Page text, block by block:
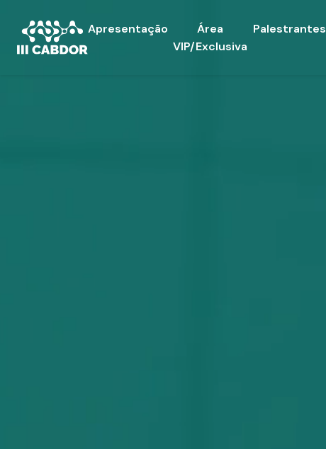
Apresentação
Área
VIP/Exclusiva
Palestrantes